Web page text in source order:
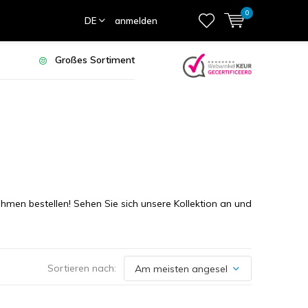
DE anmelden
0
Großes Sortiment
bestellen! Sehen Sie sich unsere Kollektion an und
Sortieren nach: